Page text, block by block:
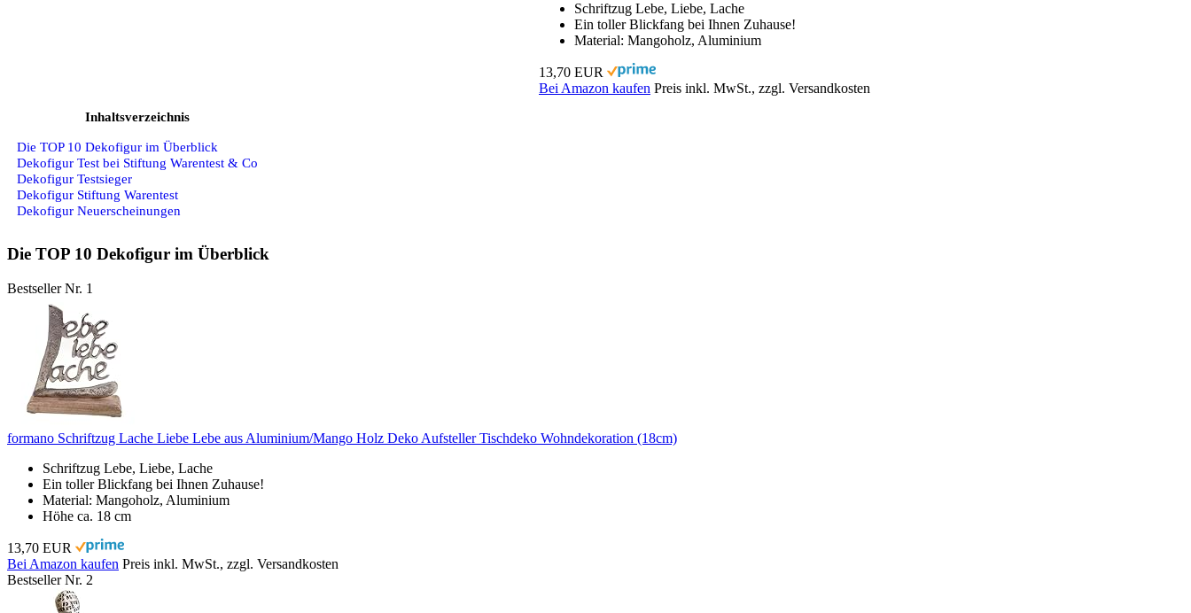
Schriftzug Lebe, Liebe, Lache
Ein toller Blickfang bei Ihnen Zuhause!
Material: Mangoholz, Aluminium
13,70 EUR
Bei Amazon kaufen Preis inkl. MwSt., zzgl. Versandkosten
Inhaltsverzeichnis
Die TOP 10 Dekofigur im Überblick
Dekofigur Test bei Stiftung Warentest & Co
Dekofigur Testsieger
Dekofigur Stiftung Warentest
Dekofigur Neuerscheinungen
Die TOP 10 Dekofigur im Überblick
Bestseller Nr. 1
formano Schriftzug Lache Liebe Lebe aus Aluminium/Mango Holz Deko Aufsteller Tischdeko Wohndekoration (18cm)
Schriftzug Lebe, Liebe, Lache
Ein toller Blickfang bei Ihnen Zuhause!
Material: Mangoholz, Aluminium
Höhe ca. 18 cm
13,70 EUR
Bei Amazon kaufen Preis inkl. MwSt., zzgl. Versandkosten
Bestseller Nr. 2